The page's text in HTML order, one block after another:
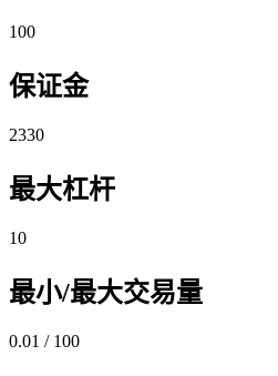
100
保证金
2330
最大杠杆
10
最小/最大交易量
0.01 / 100